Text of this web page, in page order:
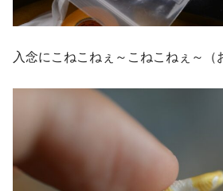
入念にこねこねぇ～こねこねぇ～（